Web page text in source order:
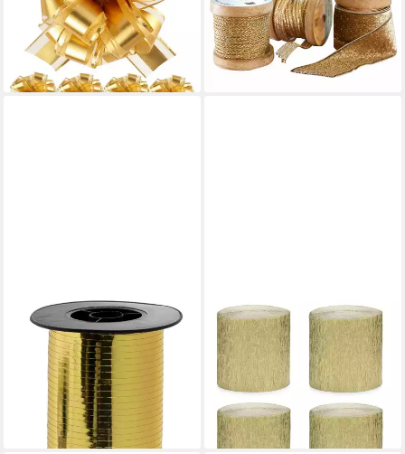
Pullbow Auto Dekor Hochzeit
Party Gold
33,95 €
lieferbar - in 5-6 Werktagen bei dir
22,95 €
lieferbar - in 3-4 Werktagen bei dir
GOLDINA LOY GMBH + CO KG
Geschenkband Geschenkband
Polyband 5mm/250m Metallic
3,95 €
(0,02 €/ 1 m)
lieferbar - in 2-3 Werktagen bei dir
PARTYDECO
Designpapier, Krepppapier
Rollen 5cm x 10m 4er Set
Gold metallic
3,49 €
(0,87 €/ 1 Stk)
lieferbar - in 2-3 Werktagen bei dir